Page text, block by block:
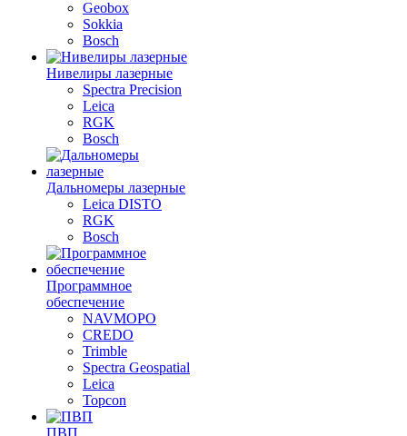
Geobox
Sokkia
Bosch
Нивелиры лазерные
Spectra Precision
Leica
RGK
Bosch
Дальномеры лазерные
Leica DISTO
RGK
Bosch
Программное
обеспечение
NAVMOPO
CREDO
Trimble
Spectra Geospatial
Leica
Topcon
ПВП